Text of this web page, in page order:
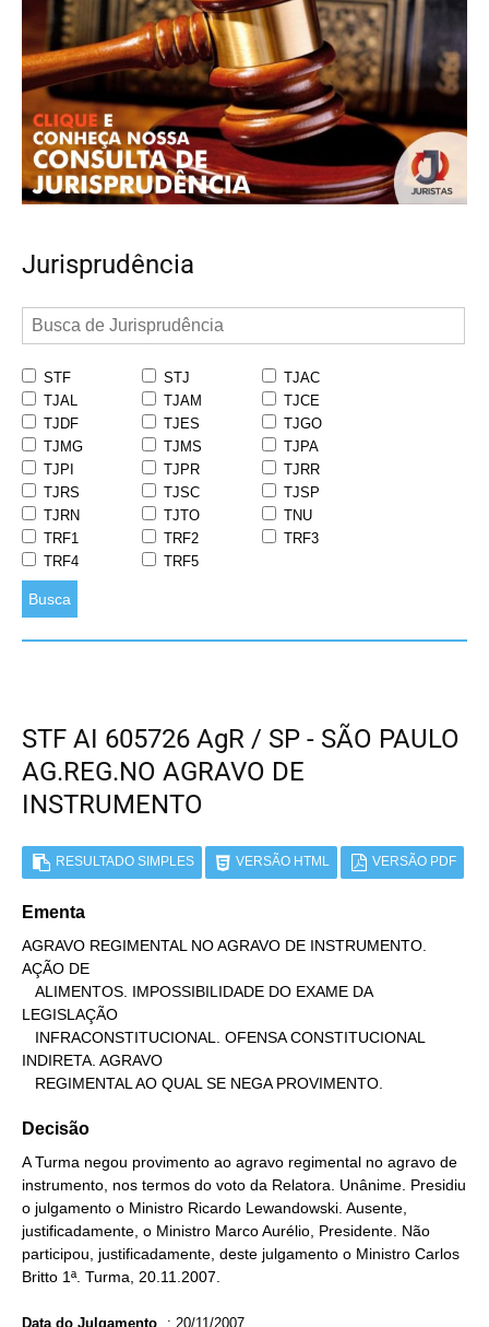
Jurisprudência
STF STJ
TJAC
TJAL
TJAM
TJCE
TJDF
TJES
TJGO
TJMG
TJMS
TJPA
TJPI
TJPR
TJRR
TJRS
TJSC
TJSP
TJRN
TJTO
TNU
TRF1
TRF2
TRF3
TRF4
TRF5
Busca
STF AI 605726 AgR / SP - SÃO PAULO
AG.REG.NO AGRAVO DE
INSTRUMENTO
RESULTADO SIMPLES VERSÃO HTML VERSÃO PDF
Ementa
AGRAVO REGIMENTAL NO AGRAVO DE INSTRUMENTO.
AÇÃO DE
LEGISLAÇÃO
INDIRETA. AGRAVO
   REGIMENTAL AO QUAL SE NEGA PROVIMENTO.
Decisão
A Turma negou provimento ao agravo regimental no agravo de
instrumento, nos termos do voto da Relatora. Unânime. Presidiu
o julgamento o Ministro Ricardo Lewandowski. Ausente,
justificadamente, o Ministro Marco Aurélio, Presidente. Não
participou, justificadamente, deste julgamento o Ministro Carlos
Britto 1ª. Turma, 20.11.2007.
Data do Julgamento : 20/11/2007